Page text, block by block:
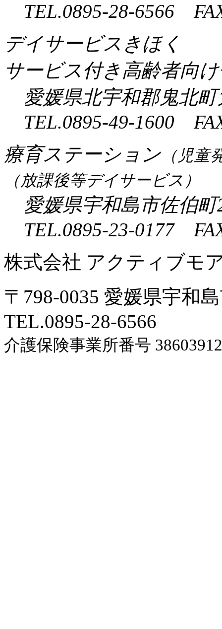
TEL.0895-28-6566
デイサービスきほく
サービス付き高齢者向
愛媛県北宇和郡鬼北
TEL.0895-49-1600
療育ステーション （児童
（放課後等デイサービス）
愛媛県宇和島市佐伯
TEL.0895-23-0177
株式会社 アクティブモ
〒798-0035 愛媛県宇和
TEL.0895-28-6566
介護保険事業所番号